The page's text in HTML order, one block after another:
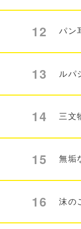
12 パン
13 ルパ
14 三文
15 無垢
16 沫の